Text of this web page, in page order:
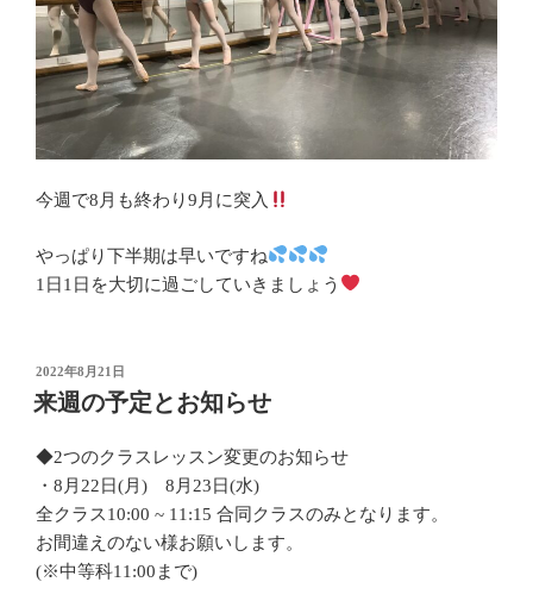
今週で8月も終わり9月に突入
やっぱり下半期は早いですね
1日1日を大切に過ごしていきましょう
投
稿
日:
2022年8月21日
来週の予定とお知らせ
◆2つのクラスレッスン変更のお知らせ
・8月22日(月) 8月23日(水)
全クラス10:00 ~ 11:15 合同クラスのみとなります。
お間違えのない様お願いします。
(※中等科11:00まで)